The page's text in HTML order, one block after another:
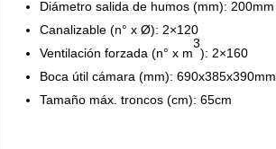
Diámetro salida de humos (mm): 200mm
Canalizable (n° x Ø): 2×120
Ventilación forzada (n° x m
3
): 2×160
Boca útil cámara (mm): 690x385x390mm
Tamaño máx. troncos (cm): 65cm